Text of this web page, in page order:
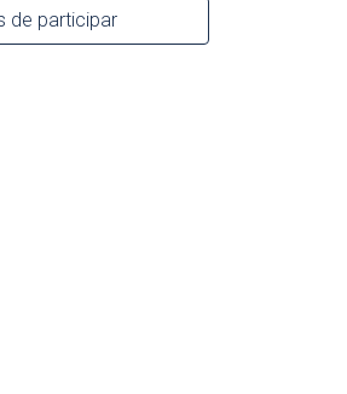
de participar